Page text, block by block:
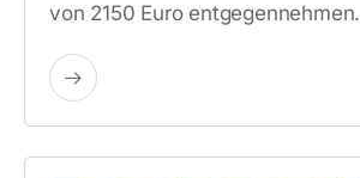
von 2150 Euro entgegennehmen.